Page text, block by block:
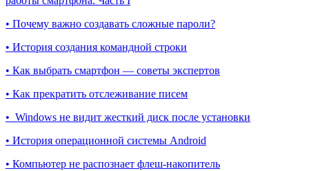
• Почему важно создавать сложные пароли?
• История создания командной строки
• Как выбрать смартфон — советы экспертов
• Как прекратить отслеживание писем
• Windows не видит жесткий диск после установки
• История операционной системы Android
• Компьютер не распознает флеш-накопитель